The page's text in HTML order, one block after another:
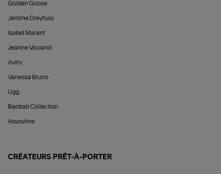
Golden Goose
Jérôme Dreyfuss
Isabel Marant
Jeanne Vouland
Autry
Vanessa Bruno
Ugg
Baobab Collection
Assouline
CRÉATEURS PRÊT-À-PORTER